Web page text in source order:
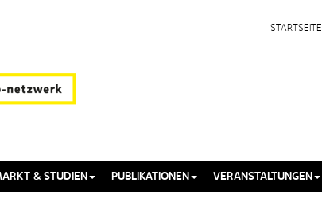
STARTSEITE
& STUDIEN PUBLIKATIONEN VERANSTALTUNGEN